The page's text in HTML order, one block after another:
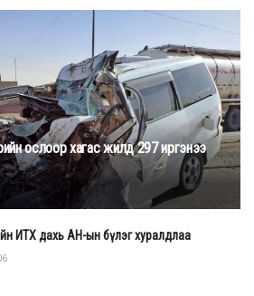
ослоор хагас жилд 297 иргэнээ
ИТХ дахь АН-ын бүлэг хуралдлаа